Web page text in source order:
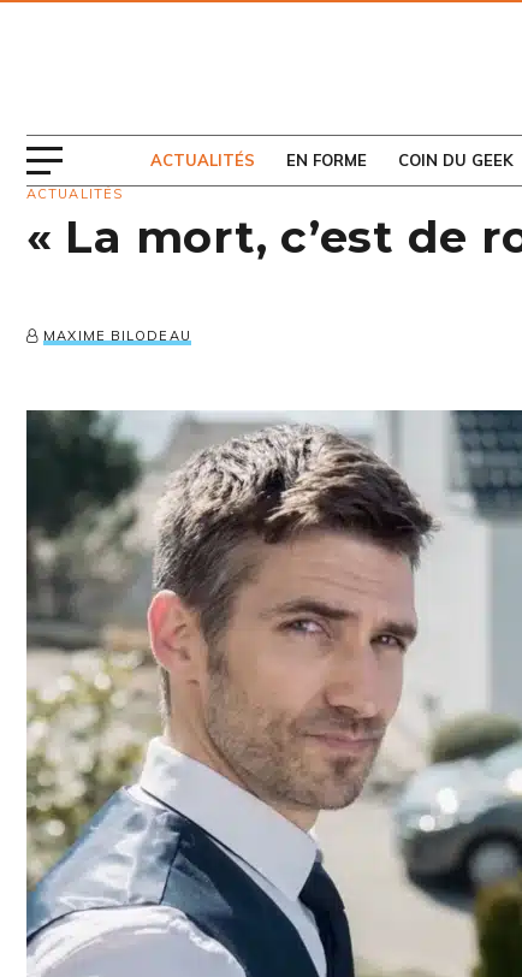
ACTUALITÉS EN FORME COIN DU GEEK
ACTUALITÉS
« La mort, c’est de
MAXIME BILODEAU